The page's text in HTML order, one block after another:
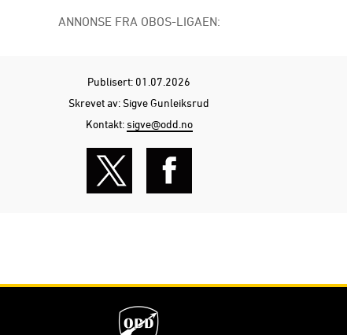
ANNONSE FRA OBOS-LIGAEN:
Publisert: 01.07.2026
Skrevet av: Sigve Gunleiksrud
Kontakt:sigve@odd.no